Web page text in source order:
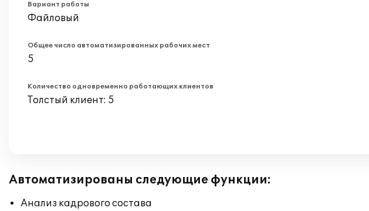
Вариант работы
Файловый
Общее число автоматизированных рабочих мест
5
Количество одновременно работающих клиентов
Толстый клиент: 5
Автоматизированы следующие функции:
Анализ кадрового состава